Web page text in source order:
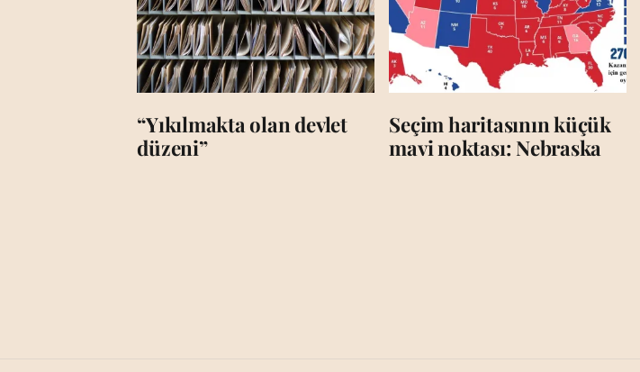
“Yıkılmakta olan devlet
düzeni”
Seçim haritasının küçük
mavi noktası: Nebraska